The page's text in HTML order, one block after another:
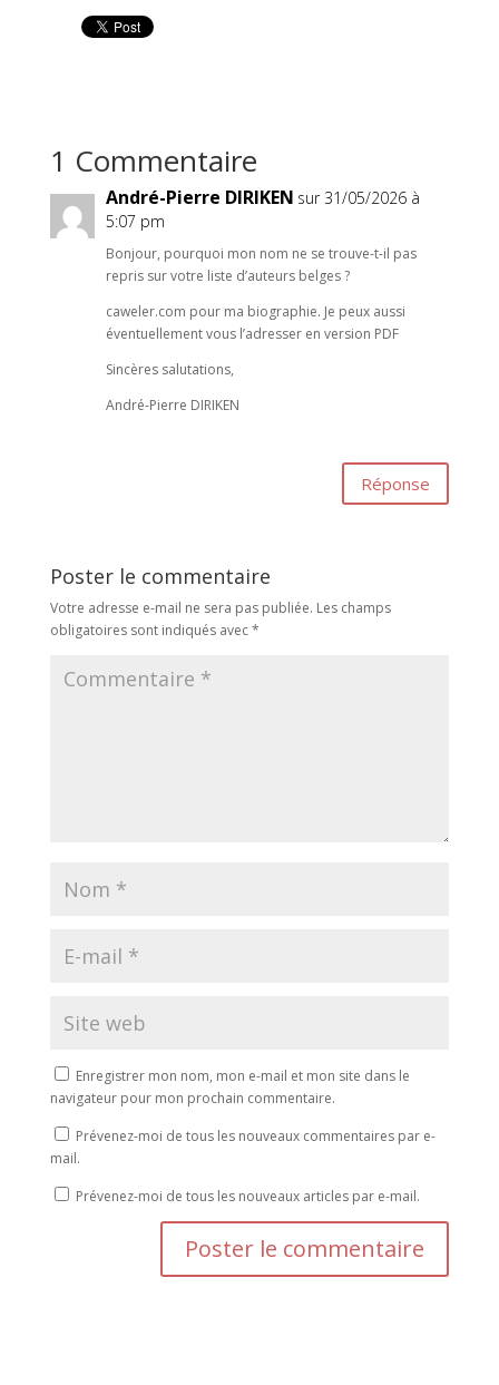
1 Commentaire
André-Pierre DIRIKEN sur 31/05/2026 à
5:07 pm
Bonjour, pourquoi mon nom ne se trouve-t-il pas
repris sur votre liste d’auteurs belges ?
caweler.com pour ma biographie. Je peux aussi
éventuellement vous l’adresser en version PDF
Sincères salutations,
André-Pierre DIRIKEN
Réponse
Poster le commentaire
Votre adresse e-mail ne sera pas publiée. Les champs
obligatoires sont indiqués avec*
Enregistrer mon nom, mon e-mail et mon site dans le
navigateur pour mon prochain commentaire.
Prévenez-moi de tous les nouveaux commentaires par e-
mail.
Prévenez-moi de tous les nouveaux articles par e-mail.